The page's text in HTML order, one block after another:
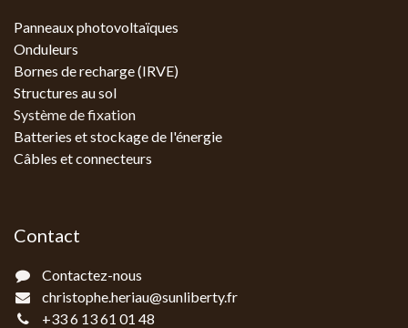
Panneaux photovoltaïques
Onduleurs
Bornes de recharge (IRVE)
Structures au sol
Système de fixation
Batteries et stockage de l'énergie
Câbles et connecteurs
Contact
Contactez-nous
christophe.heriau@sunliberty.fr
+33 6 13 61 01 48‬